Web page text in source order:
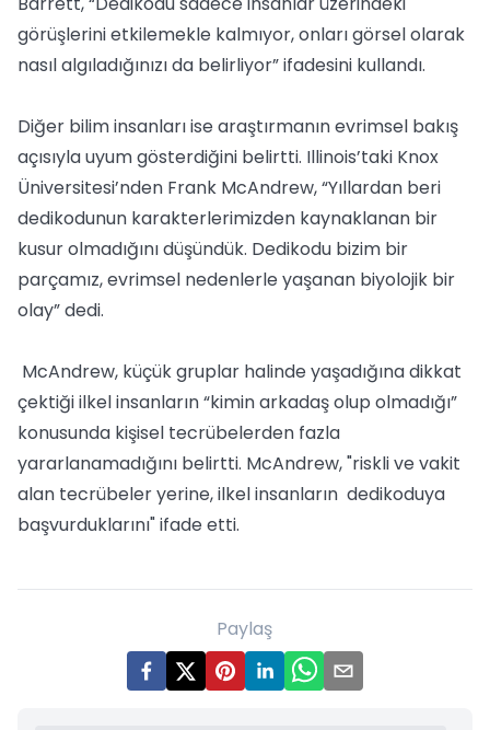
görüşlerini etkilemekle kalmıyor, onları görsel olarak
nasıl algıladığınızı da belirliyor” ifadesini kullandı.
Diğer bilim insanları ise araştırmanın evrimsel bakış
açısıyla uyum gösterdiğini belirtti. Illinois’taki Knox
Üniversitesi’nden Frank McAndrew, “Yıllardan beri
dedikodunun karakterlerimizden kaynaklanan bir
kusur olmadığını düşündük. Dedikodu bizim bir
parçamız, evrimsel nedenlerle yaşanan biyolojik bir
olay” dedi.
McAndrew, küçük gruplar halinde yaşadığına dikkat
çektiği ilkel insanların “kimin arkadaş olup olmadığı”
konusunda kişisel tecrübelerden fazla
yararlanamadığını belirtti. McAndrew, "riskli ve vakit
alan tecrübeler yerine, ilkel insanların dedikoduya
başvurduklarını" ifade etti.
Paylaş